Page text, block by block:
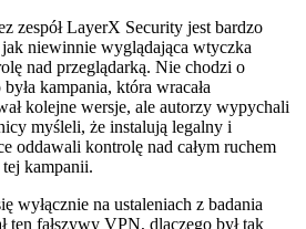
zespół LayerX Security jest bardzo
niewinnie wyglądająca wtyczka
nad przeglądarką. Nie chodzi o
kampania, która wracała
kolejne wersje, ale autorzy wypychali
myśleli, że instalują legalny i
oddawali kontrolę nad całym ruchem
kampanii.
wyłącznie na ustaleniach z badania
ten fałszywy VPN, dlaczego był tak